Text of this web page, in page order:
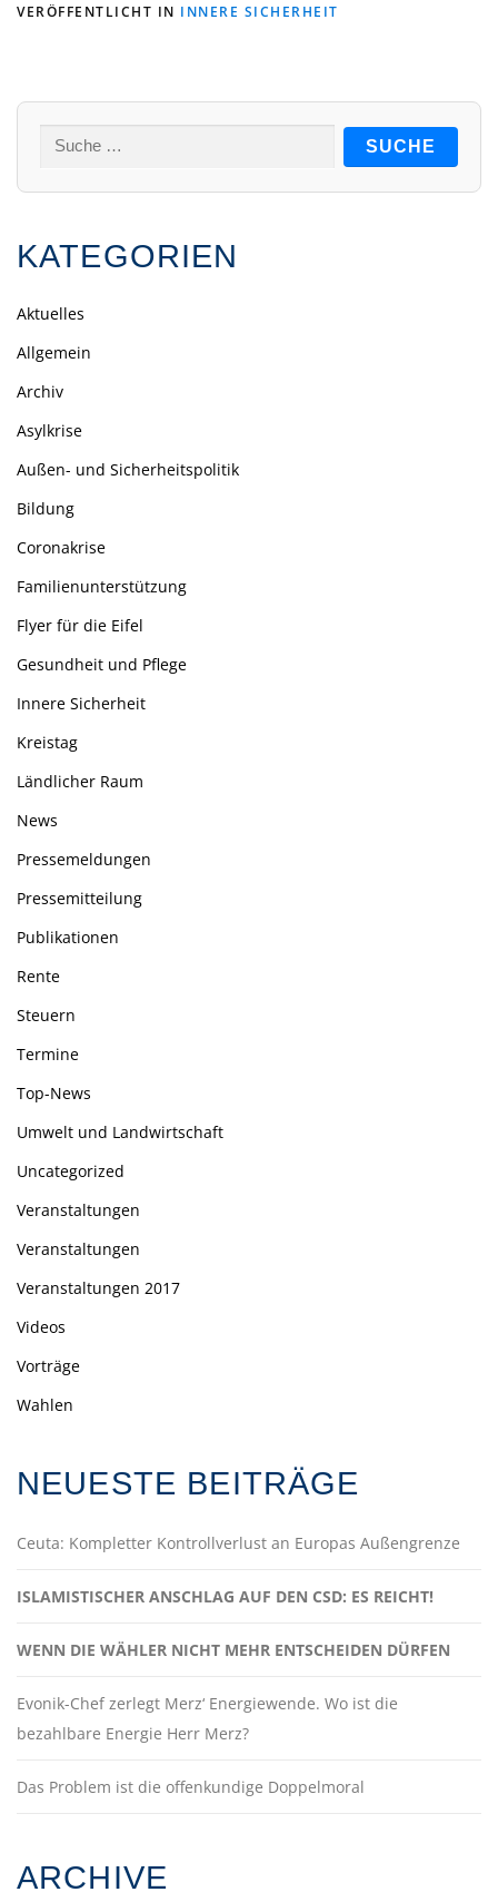
VERÖFFENTLICHT IN INNERE SICHERHEIT
Suche
KATEGORIEN
Aktuelles
Allgemein
Archiv
Asylkrise
Außen- und Sicherheitspolitik
Bildung
Coronakrise
Familienunterstützung
Flyer für die Eifel
Gesundheit und Pflege
Innere Sicherheit
Kreistag
Ländlicher Raum
News
Pressemeldungen
Pressemitteilung
Publikationen
Rente
Steuern
Termine
Top-News
Umwelt und Landwirtschaft
Uncategorized
Veranstaltungen
Veranstaltungen
Veranstaltungen 2017
Videos
Vorträge
Wahlen
NEUESTE BEITRÄGE
Ceuta: Kompletter Kontrollverlust an Europas Außengrenze
ISLAMISTISCHER ANSCHLAG AUF DEN CSD: ES REICHT!
WENN DIE WÄHLER NICHT MEHR ENTSCHEIDEN DÜRFEN
Evonik-Chef zerlegt Merz‘ Energiewende. Wo ist die
bezahlbare Energie Herr Merz?
Das Problem ist die offenkundige Doppelmoral
ARCHIVE